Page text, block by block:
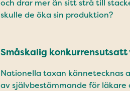
och drar mer än sitt strå till
skulle de öka sin produktion?
Småskalig konkurrensutsatt
Nationella taxan kännetecknas
av självbestämmande för läkare